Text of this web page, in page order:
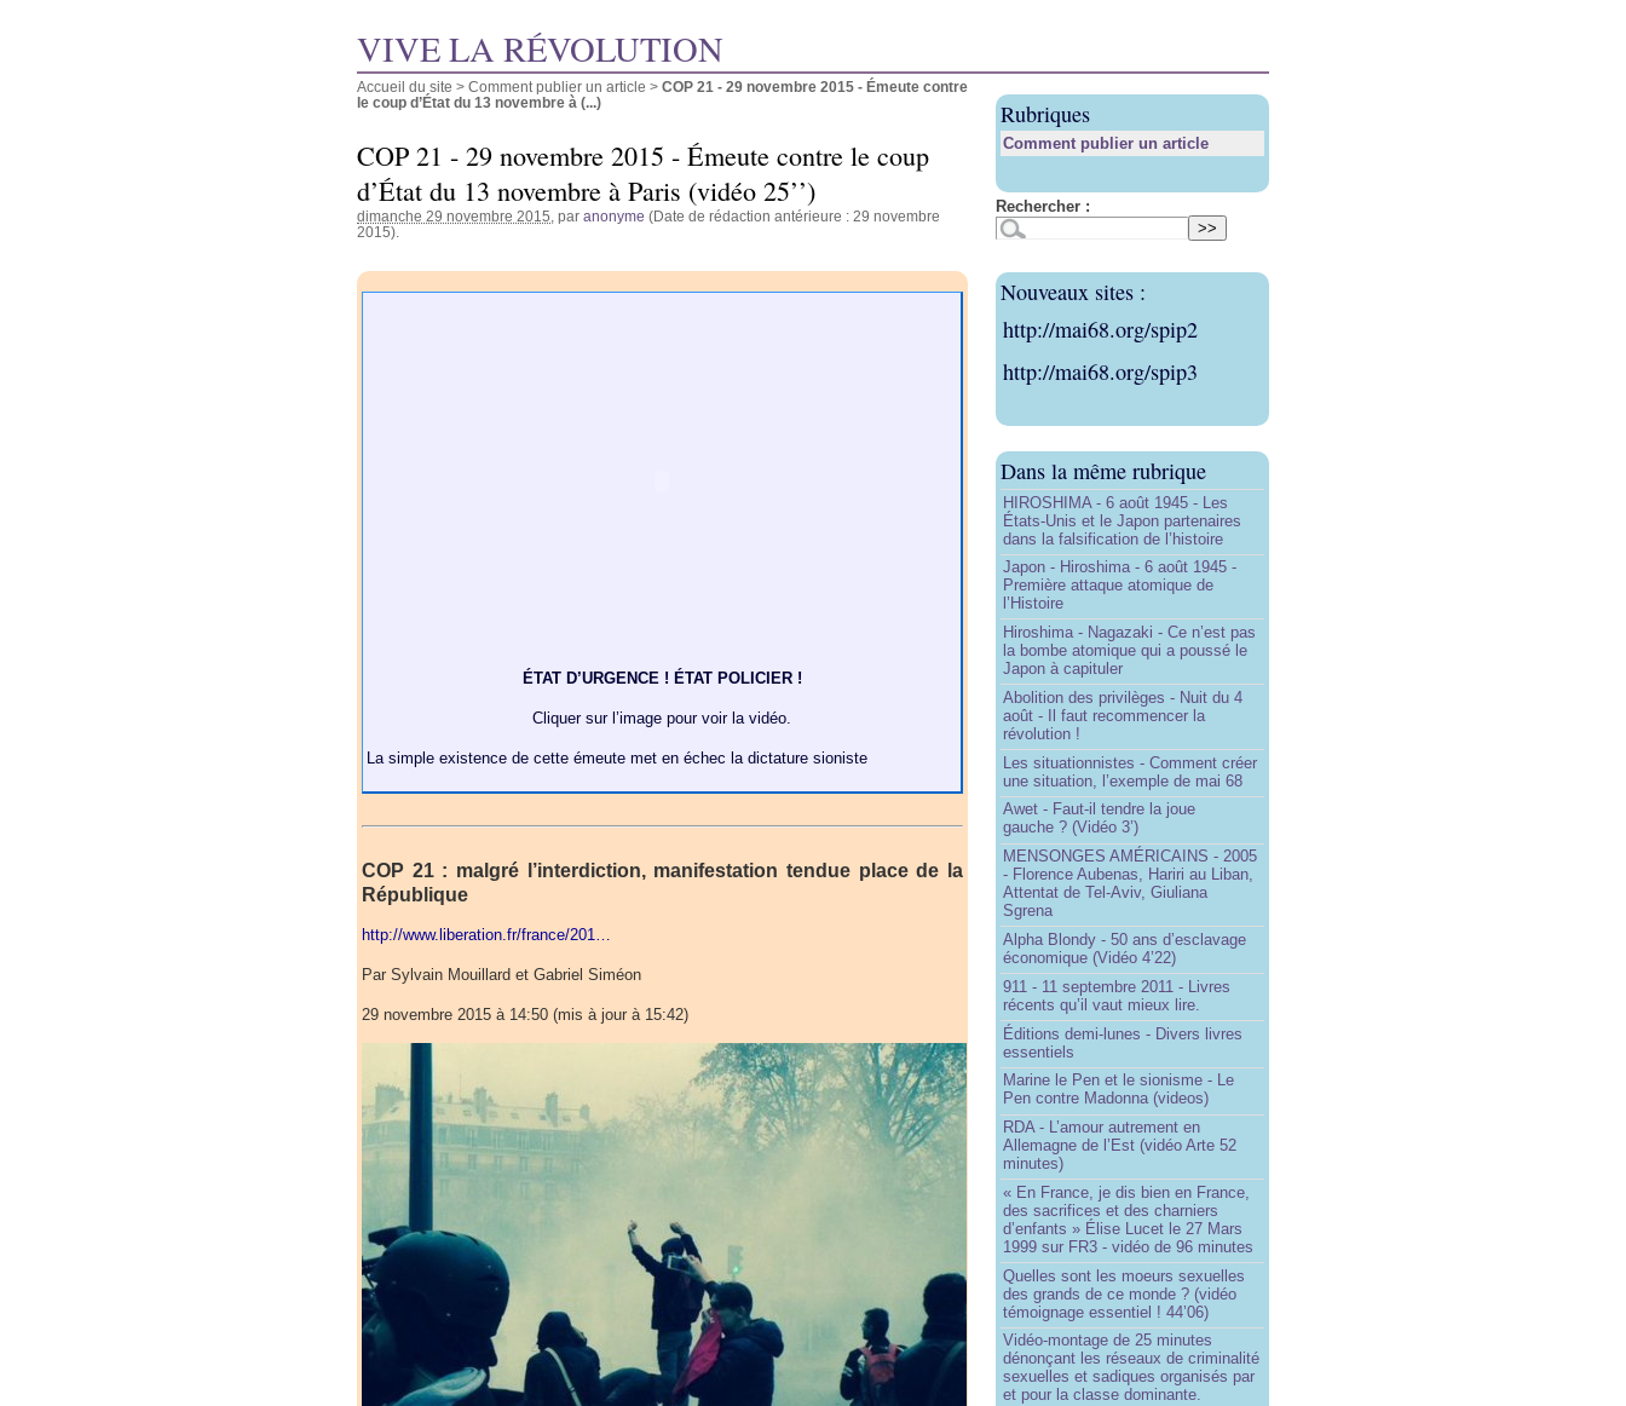
VIVE LA RÉVOLUTION
Accueil du site > Comment publier un article > COP 21 - 29 novembre 2015 - Émeute contre
le coup d’État du 13 novembre à (...)
COP 21 - 29 novembre 2015 - Émeute contre le coup
d’État du 13 novembre à Paris (vidéo 25’’)
dimanche 29 novembre 2015 , par anonyme (Date de rédaction antérieure : 29 novembre
2015).
ÉTAT D’URGENCE ! ÉTAT POLICIER !
Cliquer sur l’image pour voir la vidéo.
La simple existence de cette émeute met en échec la dictature sioniste
COP 21 : malgré l’interdiction, manifestation tendue place de la
République
http://www.liberation.fr/france/201…
Par Sylvain Mouillard et Gabriel Siméon
29 novembre 2015 à 14:50 (mis à jour à 15:42)
Rubriques
Comment publier un article
Rechercher :
Nouveaux sites :
http://mai68.org/spip2
http://mai68.org/spip3
Dans la même rubrique
HIROSHIMA - 6 août 1945 - Les
États-Unis et le Japon partenaires
dans la falsification de l’histoire
Japon - Hiroshima - 6 août 1945 -
Première attaque atomique de
l’Histoire
Hiroshima - Nagazaki - Ce n’est pas
la bombe atomique qui a poussé le
Japon à capituler
Abolition des privilèges - Nuit du 4
août - Il faut recommencer la
révolution !
Les situationnistes - Comment créer
une situation, l’exemple de mai 68
Awet - Faut-il tendre la joue
gauche ? (Vidéo 3’)
MENSONGES AMÉRICAINS - 2005
- Florence Aubenas, Hariri au Liban,
Attentat de Tel-Aviv, Giuliana
Sgrena
Alpha Blondy - 50 ans d’esclavage
économique (Vidéo 4’22)
911 - 11 septembre 2011 - Livres
récents qu’il vaut mieux lire.
Éditions demi-lunes - Divers livres
essentiels
Marine le Pen et le sionisme - Le
Pen contre Madonna (videos)
RDA - L’amour autrement en
Allemagne de l’Est (vidéo Arte 52
minutes)
« En France, je dis bien en France,
des sacrifices et des charniers
d’enfants » Élise Lucet le 27 Mars
1999 sur FR3 - vidéo de 96 minutes
Quelles sont les moeurs sexuelles
des grands de ce monde ? (vidéo
témoignage essentiel ! 44’06)
Vidéo-montage de 25 minutes
dénonçant les réseaux de criminalité
sexuelles et sadiques organisés par
et pour la classe dominante.